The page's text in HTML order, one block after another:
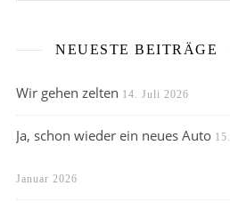
NEUESTE BEITRÄGE
Wir gehen zelten 14. Juli 2026
Ja, schon wieder ein neues Auto 15.
Januar 2026